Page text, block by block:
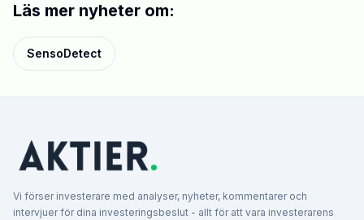
Läs mer nyheter om:
SensoDetect
Vi förser investerare med analyser, nyheter, kommentarer och
intervjuer för dina investeringsbeslut - allt för att vara investerarens